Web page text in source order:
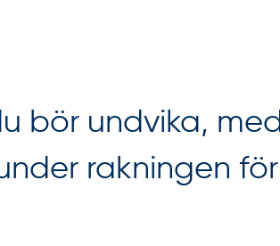
bör undvika, med
rakningen för